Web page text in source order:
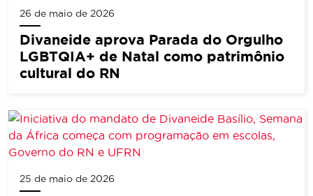
26 de maio de 2026
Divaneide aprova Parada do Orgulho
LGBTQIA+ de Natal como patrimônio
cultural do RN
25 de maio de 2026